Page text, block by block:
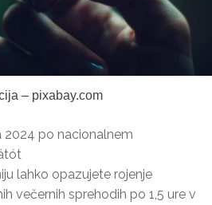
– pixabay.com
2024 po nacionalnem
lahko opazujete rojenje
večernih sprehodih po 1,5 ure v